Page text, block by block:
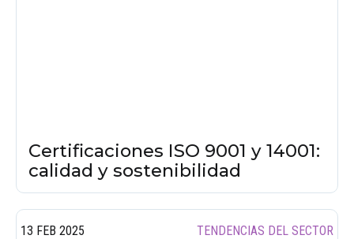
Certificaciones ISO 9001 y 14001:
calidad y sostenibilidad
13 FEB 2025 TENDENCIAS DEL SECTOR